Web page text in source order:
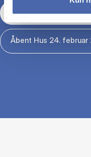
Åbent Hus 29. januar
Åbent Hus 24. februar